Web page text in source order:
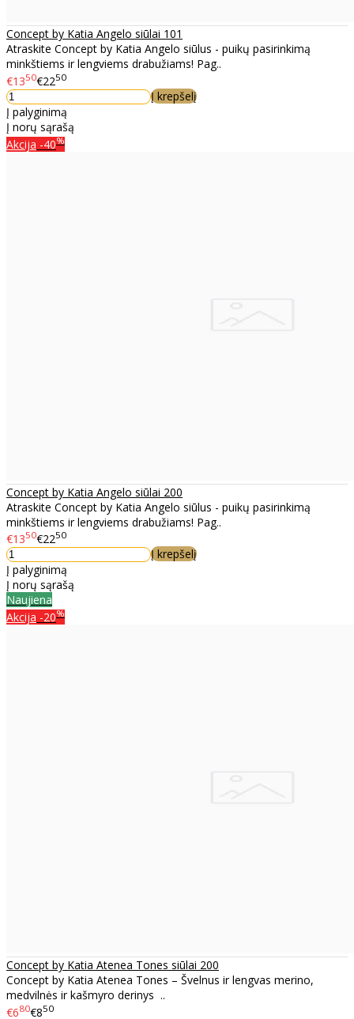
Concept by Katia Angelo siūlai 101
Atraskite Concept by Katia Angelo siūlus - puikų pasirinkimą
minkštiems ir lengviems drabužiams! Pag..
€1350€2250
Į krepšelį
Į palyginimą
Į norų sąrašą
Akcija -40%
Concept by Katia Angelo siūlai 200
Atraskite Concept by Katia Angelo siūlus - puikų pasirinkimą
minkštiems ir lengviems drabužiams! Pag..
€1350€2250
Į krepšelį
Į palyginimą
Į norų sąrašą
Naujiena
Akcija -20%
Concept by Katia Atenea Tones siūlai 200
Concept by Katia Atenea Tones – Švelnus ir lengvas merino,
medvilnės ir kašmyro derinys ..
€680€850